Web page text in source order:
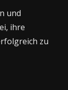
und
ihre
zu